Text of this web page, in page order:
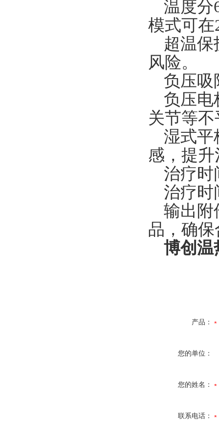
温度分
模式可
超温
风险。
负压吸
负压电
关节等
湿式平
感，提
治疗时
治疗时
输出附
品，确
博创温
产品：
您的单位：
您的姓名：
联系电话：